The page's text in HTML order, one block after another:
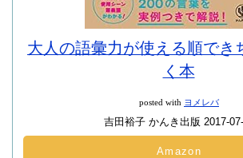
大人の語彙力が使える順でき
く本
posted with ヨメレバ
吉田裕子 かんき出版 2017-
Amazon